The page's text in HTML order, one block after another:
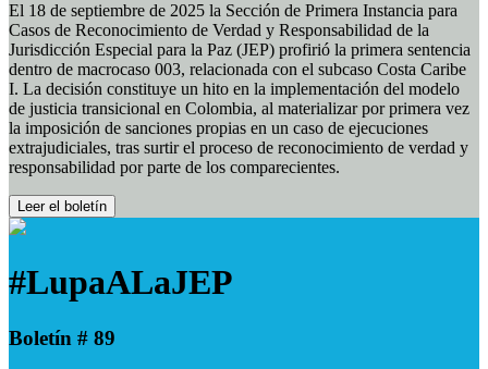
El 18 de septiembre de 2025 la Sección de Primera Instancia para
Casos de Reconocimiento de Verdad y Responsabilidad de la
Jurisdicción Especial para la Paz (JEP) profirió la primera sentencia
dentro de macrocaso 003, relacionada con el subcaso Costa Caribe
I. La decisión constituye un hito en la implementación del modelo
de justicia transicional en Colombia, al materializar por primera vez
la imposición de sanciones propias en un caso de ejecuciones
extrajudiciales, tras surtir el proceso de reconocimiento de verdad y
responsabilidad por parte de los comparecientes.
Leer el boletín
#LupaALaJEP
Boletín # 89